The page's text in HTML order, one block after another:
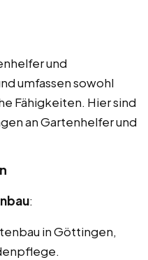
und
umfassen sowohl
Fähigkeiten. Hier sind
an Gartenhelfer und
:
in Göttingen,